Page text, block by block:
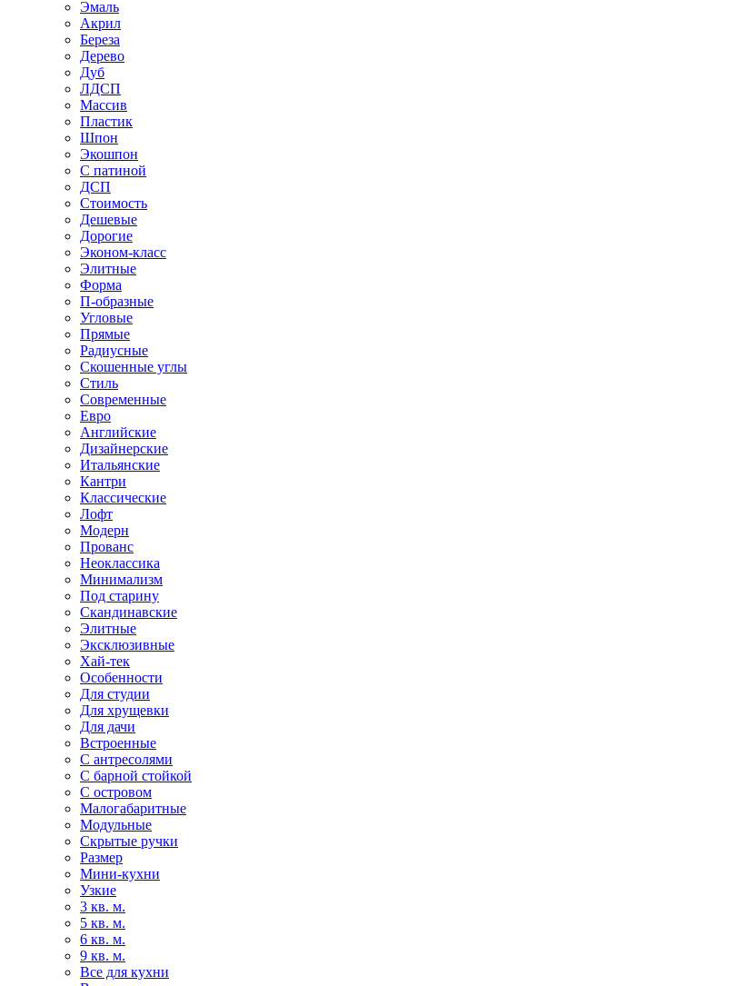
Эмаль
Акрил
Береза
Дерево
Дуб
ЛДСП
Массив
Пластик
Шпон
Экошпон
С патиной
ДСП
Стоимость
Дешевые
Дорогие
Эконом-класс
Элитные
Форма
П-образные
Угловые
Прямые
Радиусные
Скошенные углы
Стиль
Современные
Евро
Английские
Дизайнерские
Итальянские
Кантри
Классические
Лофт
Модерн
Прованс
Неоклассика
Минимализм
Под старину
Скандинавские
Элитные
Эксклюзивные
Хай-тек
Особенности
Для студии
Для хрущевки
Для дачи
Встроенные
С антресолями
С барной стойкой
С островом
Малогабаритные
Модульные
Скрытые ручки
Размер
Мини-кухни
Узкие
3 кв. м.
5 кв. м.
6 кв. м.
9 кв. м.
Все для кухни